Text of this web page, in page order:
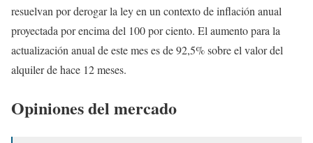
resuelvan por derogar la ley en un contexto de inflación anual
proyectada por encima del 100 por ciento. El aumento para la
actualización anual de este mes es de 92,5% sobre el valor del
alquiler de hace 12 meses.
Opiniones del mercado